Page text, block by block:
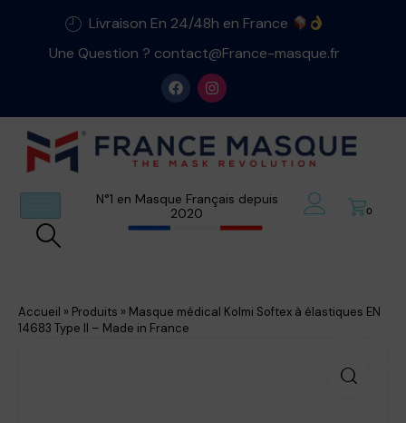
Livraison En 24/48h en France
Une Question ? contact@France-masque.fr
N°1 en Masque Français depuis
2020
0
Accueil » Produits » Masque médical Kolmi Softex à élastiques EN
14683 Type II – Made in France